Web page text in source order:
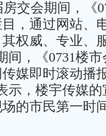
交会期间，《
，通过网站、
权威、专业、
间，《0731楼
媒即时滚动播
示，楼宇传媒
的市民第一时